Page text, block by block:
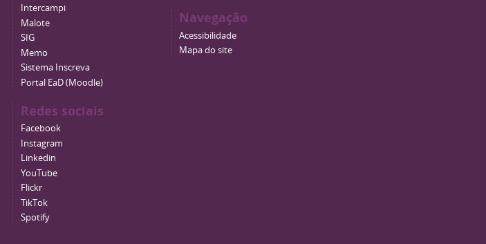
Intercampi
Malote
SIG
Memo
Sistema Inscreva
Portal EaD (Moodle)
Redes sociais
Facebook
Instagram
Linkedin
YouTube
Flickr
TikTok
Spotify
Navegação
Acessibilidade
Mapa do site